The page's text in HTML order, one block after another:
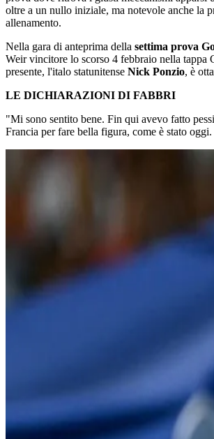
oltre a un nullo iniziale, ma notevole anche la
allenamento.
Nella gara di anteprima della settima prova
Weir vincitore lo scorso 4 febbraio nella
presente, l'italo statunitense Nick Ponzio, è
LE DICHIARAZIONI DI FABBRI
"Mi sono sentito bene. Fin qui avevo fatto
Francia per fare bella figura, come è stato